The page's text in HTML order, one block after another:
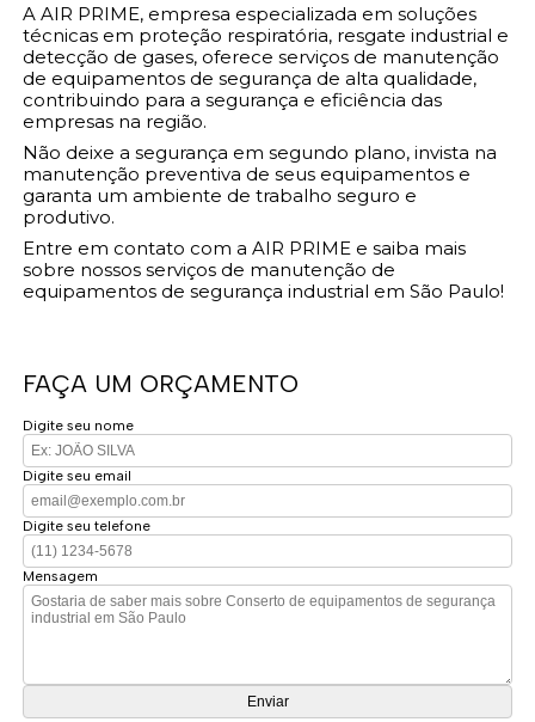
A AIR PRIME, empresa especializada em soluções
técnicas em proteção respiratória, resgate industrial e
detecção de gases, oferece serviços de manutenção
de equipamentos de segurança de alta qualidade,
contribuindo para a segurança e eficiência das
empresas na região.
Não deixe a segurança em segundo plano, invista na
manutenção preventiva de seus equipamentos e
garanta um ambiente de trabalho seguro e
produtivo.
Entre em contato com a AIR PRIME e saiba mais
sobre nossos serviços de manutenção de
equipamentos de segurança industrial em São Paulo!
FAÇA UM ORÇAMENTO
Digite seu nome
Digite seu email
Digite seu telefone
Mensagem